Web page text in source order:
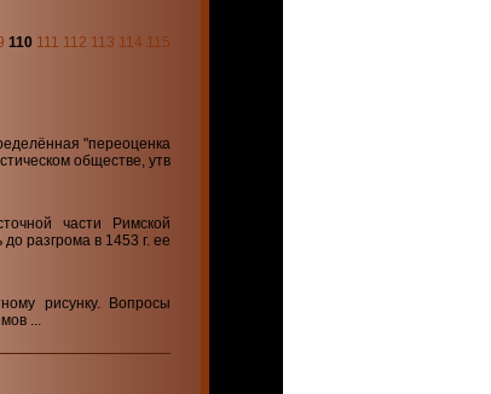
110 111 112 113 114 115
"переоценка
обществе, утв
части Римской
разгрома в 1453 г. ее
рисунку. Вопросы
...